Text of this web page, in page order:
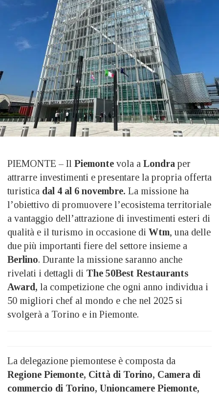
PIEMONTE – Il Piemonte vola a Londra per
attrarre investimenti e presentare la propria offerta
turistica dal 4 al 6 novembre. La missione ha
l’obiettivo di promuovere l’ecosistema territoriale
a vantaggio dell’attrazione di investimenti esteri di
qualità e il turismo in occasione di Wtm, una delle
due più importanti fiere del settore insieme a
Berlino. Durante la missione saranno anche
rivelati i dettagli di The 50Best Restaurants
Award, la competizione che ogni anno individua i
50 migliori chef al mondo e che nel 2025 si
svolgerà a Torino e in Piemonte.
La delegazione piemontese è composta da
Regione Piemonte, Città di Torino, Camera di
commercio di Torino, Unioncamere Piemonte,